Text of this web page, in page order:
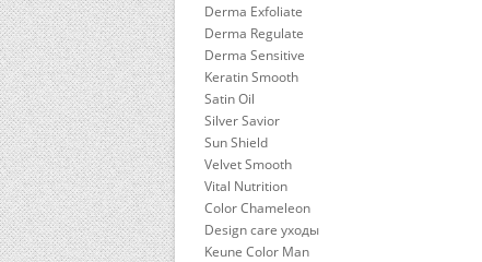
Derma Exfoliate
Derma Regulate
Derma Sensitive
Keratin Smooth
Satin Oil
Silver Savior
Sun Shield
Velvet Smooth
Vital Nutrition
Color Chameleon
Design care уходы
Keune Color Man